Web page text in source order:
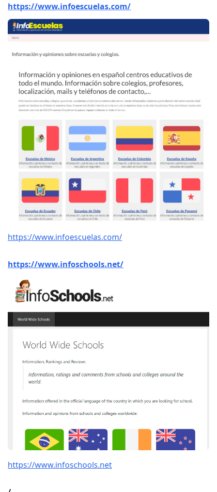
https://www.infoescuelas.com/
https://www.infoescuelas.com/
https://www.infoschools.net/
https://www.infoschools.net